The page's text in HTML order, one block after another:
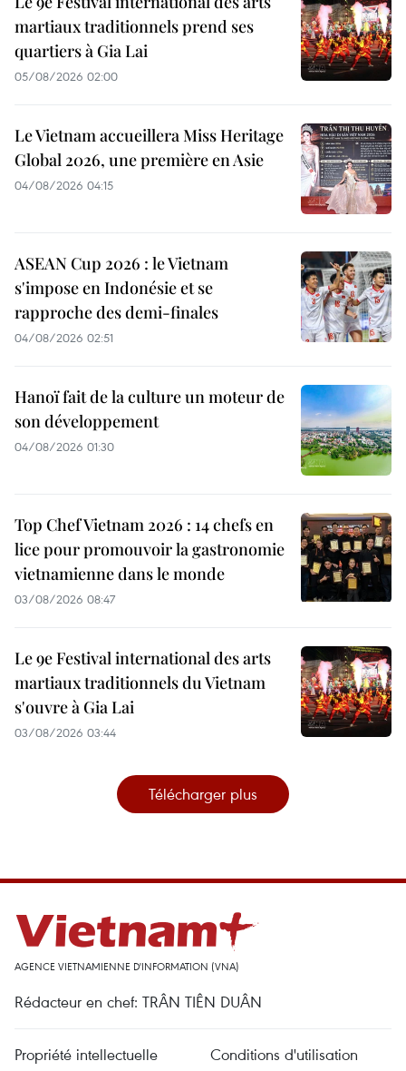
martiaux traditionnels prend ses
quartiers à Gia Lai
05/08/2026 02:00
Le Vietnam accueillera Miss Heritage
Global 2026, une première en Asie
04/08/2026 04:15
ASEAN Cup 2026 : le Vietnam
s'impose en Indonésie et se
rapproche des demi-finales
04/08/2026 02:51
Hanoï fait de la culture un moteur de
son développement
04/08/2026 01:30
Top Chef Vietnam 2026 : 14 chefs en
lice pour promouvoir la gastronomie
vietnamienne dans le monde
03/08/2026 08:47
Le 9e Festival international des arts
martiaux traditionnels du Vietnam
s'ouvre à Gia Lai
03/08/2026 03:44
Télécharger plus
AGENCE VIETNAMIENNE D'INFORMATION (VNA)
Rédacteur en chef: TRÂN TIÊN DUÂN
Propriété intellectuelle Conditions d'utilisation